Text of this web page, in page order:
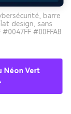
barre
design, sans
#00FFA8
Néon Vert